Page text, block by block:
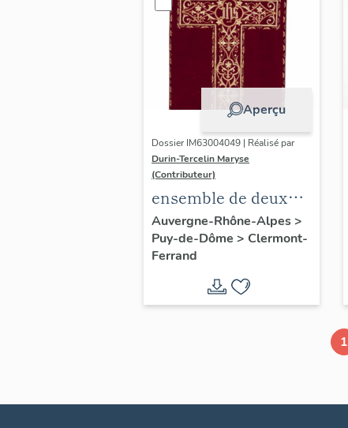
Aperçu
Dossier IM63004049 | Réalisé par
Durin-Tercelin Maryse
(Contributeur)
ensemble de deux
dalmatiques, une
chasuble, trois
étoles, deux
manipules,un voile
de calice, une bourse
Auvergne-Rhône-Alpes>
Puy-de-Dôme > Clermont-
Ferrand
1